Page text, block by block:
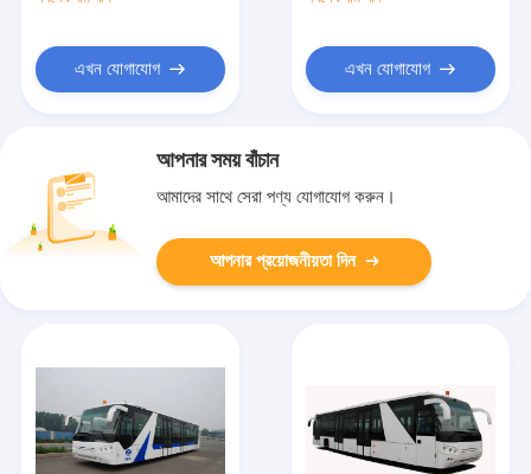
এখন যোগাযোগ এখন যোগাযোগ
আপনার সময় বাঁচান
আমাদের সাথে সেরা পণ্য যোগাযোগ করুন।
আপনার প্রয়োজনীয়তা দিন